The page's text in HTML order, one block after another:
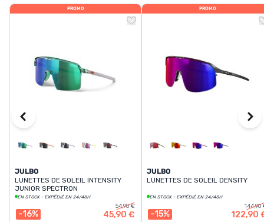
MES FAVORIS
CONTACT
PROMO
JULBO
LUNETTES DE SOLEIL INTENSITY
JUNIOR SPECTRON
EN STOCK - EXPÉDIÉ EN 24/48H
-16%
54,90 €
45,90 €
PROMO
JULBO
LUNETTES DE SOLEIL DENSITY
EN STOCK - EXPÉDIÉ EN 24/48H
-15%
144,90
122,90